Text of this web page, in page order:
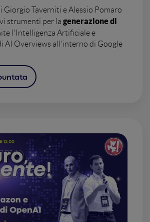
Giorgio Taverniti e Alessio Pomaro
strumenti per la generazione di
l'Intelligenza Artificiale e
AI Overviews all'interno di Google